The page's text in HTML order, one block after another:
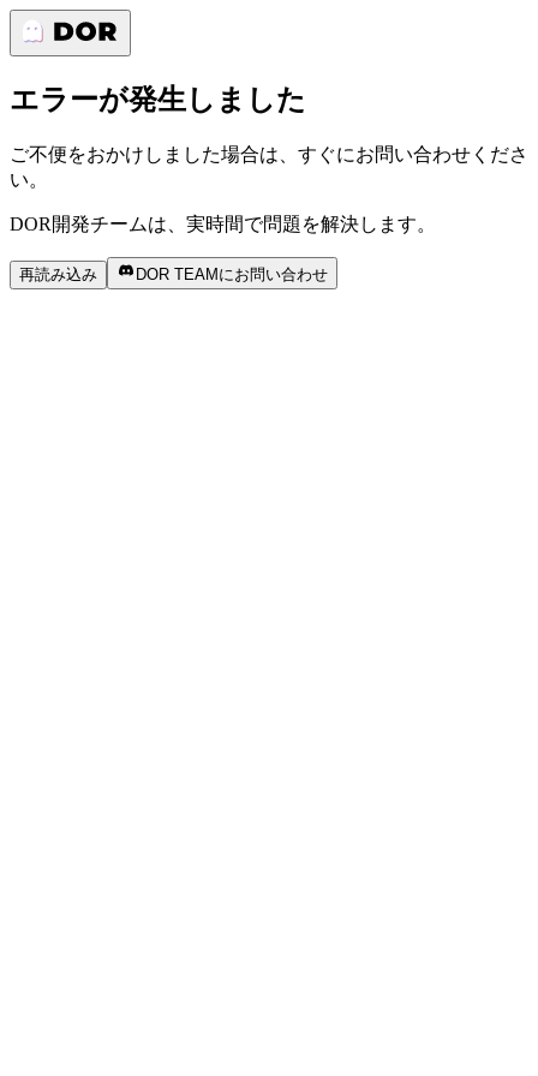
エラーが発生しました
ご不便をおかけしました場合は、すぐにお問い合わせくださ
い。
DOR開発チームは、実時間で問題を解決します。
再読み込み DOR TEAMにお問い合わせ